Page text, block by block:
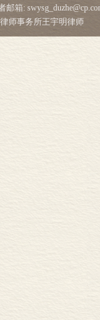
邮箱:
师事务所王宇明律师